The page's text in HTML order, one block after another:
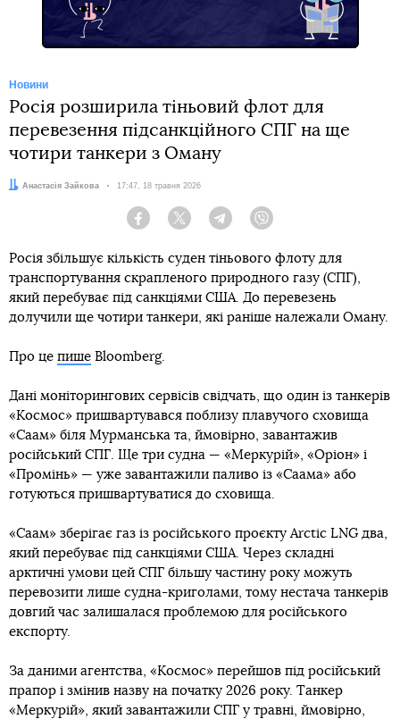
Новини
Росія розширила тіньовий флот для
перевезення підсанкційного СПГ на ще
чотири танкери з Оману
Автор:
Анастасія Зайкова Дата:
17:47, 18 травня 2026
Facebook Twitter Telegram
Росія збільшує кількість суден тіньового флоту для
транспортування скрапленого природного газу (СПГ),
який перебуває під санкціями США. До перевезень
долучили ще чотири танкери, які раніше належали Оману.
Про це пише Bloomberg.
Дані моніторингових сервісів свідчать, що один із танкерів
«Космос» пришвартувався поблизу плавучого сховища
«Саам» біля Мурманська та, ймовірно, завантажив
російський СПГ. Ще три судна — «Меркурій», «Оріон» і
«Промінь» — уже завантажили паливо із «Саама» або
готуються пришвартуватися до сховища.
«Саам» зберігає газ із російського проєкту Arctic LNG два,
який перебуває під санкціями США. Через складні
арктичні умови цей СПГ більшу частину року можуть
перевозити лише судна-криголами, тому нестача танкерів
довгий час залишалася проблемою для російського
експорту.
За даними агентства, «Космос» перейшов під російський
прапор і змінив назву на початку 2026 року. Танкер
«Меркурій», який завантажили СПГ у травні, ймовірно,